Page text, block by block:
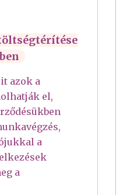
azok a
el,
a
a